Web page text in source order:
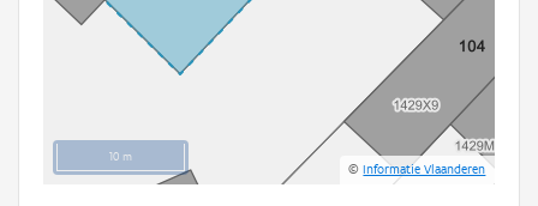
10 m
©Informatie Vlaanderen